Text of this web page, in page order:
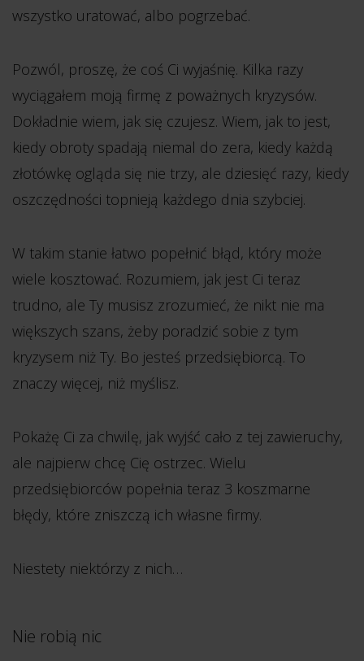
wszystko uratować, albo pogrzebać.
Pozwól, proszę, że coś Ci wyjaśnię. Kilka razy
wyciągałem moją firmę z poważnych kryzysów.
Dokładnie wiem, jak się czujesz. Wiem, jak to jest,
kiedy obroty spadają niemal do zera, kiedy każdą
złotówkę ogląda się nie trzy, ale dziesięć razy, kiedy
oszczędności topnieją każdego dnia szybciej.
W takim stanie łatwo popełnić błąd, który może
wiele kosztować. Rozumiem, jak jest Ci teraz
trudno, ale Ty musisz zrozumieć, że nikt nie ma
większych szans, żeby poradzić sobie z tym
kryzysem niż Ty. Bo jesteś przedsiębiorcą. To
znaczy więcej, niż myślisz.
Pokażę Ci za chwilę, jak wyjść cało z tej zawieruchy,
ale najpierw chcę Cię ostrzec. Wielu
przedsiębiorców popełnia teraz 3 koszmarne
błędy, które zniszczą ich własne firmy.
Niestety niektórzy z nich…
Nie robią nic